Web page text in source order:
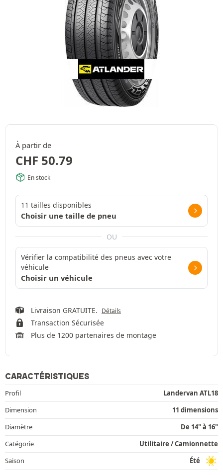
À partir de
CHF 50.79
En stock
11 tailles disponibles
Choisir une taille de pneu
OU
Vérifier la compatibilité des pneus avec votre
véhicule
Choisir un véhicule
Livraison GRATUITE. Détails
Transaction Sécurisée
Plus de 1200 partenaires de montage
CARACTÉRISTIQUES
Profil
Landervan ATL18
Dimension
11 dimensions
Diamètre
De 14" à 16"
Catégorie
Utilitaire / Camionnette
Saison
Été